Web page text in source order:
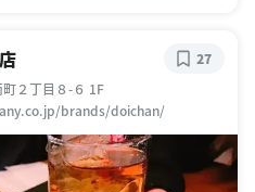
２丁目８-６ 1F
brands/doichan/
27